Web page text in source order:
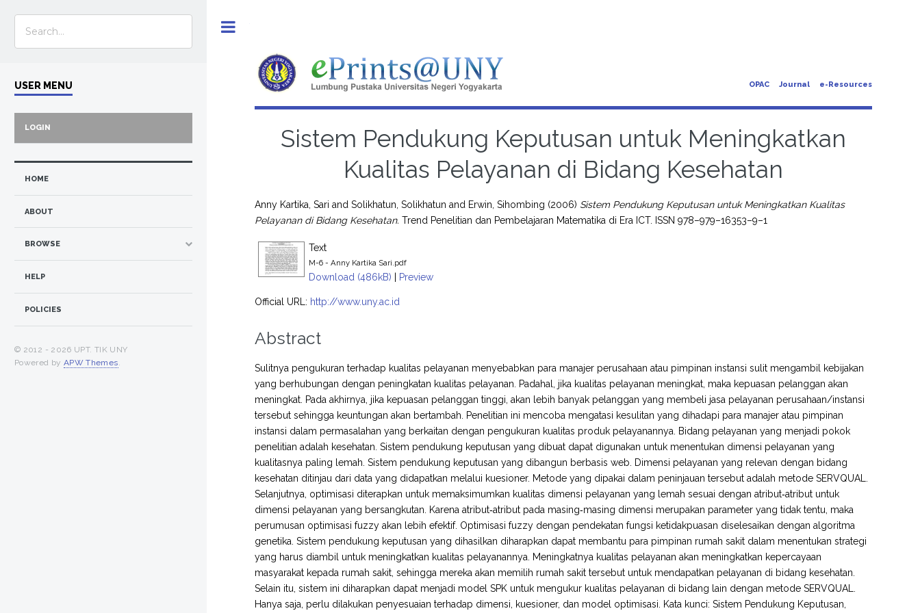
OPAC Journal e-Resources
Sistem Pendukung Keputusan untuk Meningkatkan
Kualitas Pelayanan di Bidang Kesehatan
Anny Kartika, Sari andSolikhatun, Solikhatun and Erwin, Sihombing (2006) Sistem Pendukung Keputusan untuk Meningkatkan Kualitas
Pelayanan di Bidang Kesehatan. Trend Penelitian dan Pembelajaran Matematika di Era ICT. ISSN 978–979–16353–9–1
Text
M-6 - Anny Kartika Sari.pdf
Download (486kB) | Preview
Official URL: http://www.uny.ac.id
Abstract
Sulitnya pengukuran terhadap kualitas pelayanan menyebabkan para manajer perusahaan atau pimpinan instansi sulit mengambil kebijakan
yang berhubungan dengan peningkatan kualitas pelayanan. Padahal, jika kualitas pelayanan meningkat, maka kepuasan pelanggan akan
meningkat. Pada akhirnya, jika kepuasan pelanggan tinggi, akan lebih banyak pelanggan yang membeli jasa pelayanan perusahaan/instansi
tersebut sehingga keuntungan akan bertambah. Penelitian ini mencoba mengatasi kesulitan yang dihadapi para manajer atau pimpinan
instansi dalam permasalahan yang berkaitan dengan pengukuran kualitas produk pelayanannya. Bidang pelayanan yang menjadi pokok
penelitian adalah kesehatan. Sistem pendukung keputusan yang dibuat dapat digunakan untuk menentukan dimensi pelayanan yang
kualitasnya paling lemah. Sistem pendukung keputusan yang dibangun berbasis web. Dimensi pelayanan yang relevan dengan bidang
kesehatan ditinjau dari data yang didapatkan melalui kuesioner. Metode yang dipakai dalam peninjauan tersebut adalah metode SERVQUAL.
Selanjutnya, optimisasi diterapkan untuk memaksimumkan kualitas dimensi pelayanan yang lemah sesuai dengan atribut‐atribut untuk
dimensi pelayanan yang bersangkutan. Karena atribut‐atribut pada masing‐masing dimensi merupakan parameter yang tidak tentu, maka
perumusan optimisasi fuzzy akan lebih efektif. Optimisasi fuzzy dengan pendekatan fungsi ketidakpuasan diselesaikan dengan algoritma
genetika. Sistem pendukung keputusan yang dihasilkan diharapkan dapat membantu para pimpinan rumah sakit dalam menentukan strategi
yang harus diambil untuk meningkatkan kualitas pelayanannya. Meningkatnya kualitas pelayanan akan meningkatkan kepercayaan
masyarakat kepada rumah sakit, sehingga mereka akan memilih rumah sakit tersebut untuk mendapatkan pelayanan di bidang kesehatan.
Selain itu, sistem ini diharapkan dapat menjadi model SPK untuk mengukur kualitas pelayanan di bidang lain dengan metode SERVQUAL.
Hanya saja, perlu dilakukan penyesuaian terhadap dimensi, kuesioner, dan model optimisasi. Kata kunci: Sistem Pendukung Keputusan,
USER MENU
LOGIN
HOME
ABOUT
BROWSE
HELP
POLICIES
© 2012 - 2026 UPT. TIK UNY
Powered by APW Themes